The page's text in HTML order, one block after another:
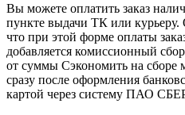
Вы можете оплатить заказ
пункте выдачи ТК или
что при этой форме оплаты
добавляется комиссионный
от суммы Сэкономить на сборе
сразу после оформления
картой через систему ПАО